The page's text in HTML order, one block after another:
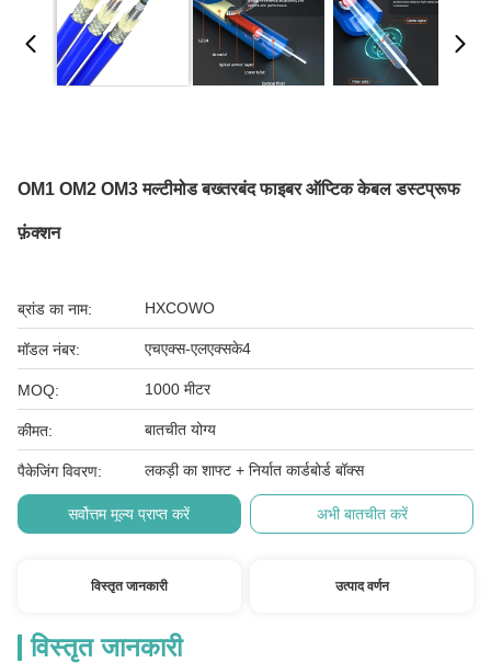
OM1 OM2 OM3 मल्टीमोड बख्तरबंद फाइबर ऑप्टिक केबल डस्टप्रूफ
फ़ंक्शन
ब्रांड का नाम: HXCOWO
मॉडल नंबर: एचएक्स-एलएक्सके4
MOQ: 1000 मीटर
कीमत: बातचीत योग्य
पैकेजिंग विवरण: लकड़ी का शाफ्ट + निर्यात कार्डबोर्ड बॉक्स
सर्वोत्तम मूल्य प्राप्त करें अभी बातचीत करें
विस्तृत जानकारी उत्पाद वर्णन
विस्तृत जानकारी